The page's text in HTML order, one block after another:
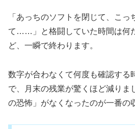
「あっちのソフトを閉じて、こっ
て……」と格闘していた時間は何
ど、一瞬で終わります。
数字が合わなくて何度も確認する
で、月末の残業が驚くほど減りま
の恐怖」がなくなったのが一番の